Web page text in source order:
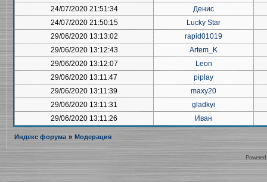
24/07/2020 21:51:34
Денис
24/07/2020 21:50:15
Lucky Star
29/06/2020 13:13:02
rapid01019
29/06/2020 13:12:43
Artem_K
29/06/2020 13:12:07
Leon
29/06/2020 13:11:47
piplay
29/06/2020 13:11:39
maxy20
29/06/2020 13:11:31
gladkyi
29/06/2020 13:11:26
Иван
Индекс форума » Модерация